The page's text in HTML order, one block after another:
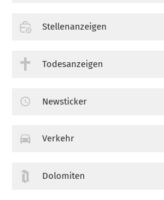
Stellenanzeigen
Todesanzeigen
Newsticker
Verkehr
Dolomiten